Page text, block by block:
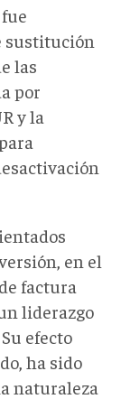
sustitución
las
por
y la
en el
de factura
liderazgo
efecto
ha sido
naturaleza